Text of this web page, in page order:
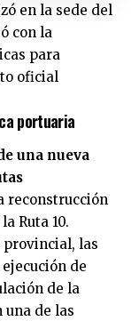
en la sede del
con la
para
oficial
portuaria
una nueva
reconstrucción
Ruta 10.
provincial, las
de
de la
de las